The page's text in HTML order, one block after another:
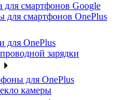
для смартфонов Google
для смартфонов OnePlus
для OnePlus
зарядки
для OnePlus
камеры